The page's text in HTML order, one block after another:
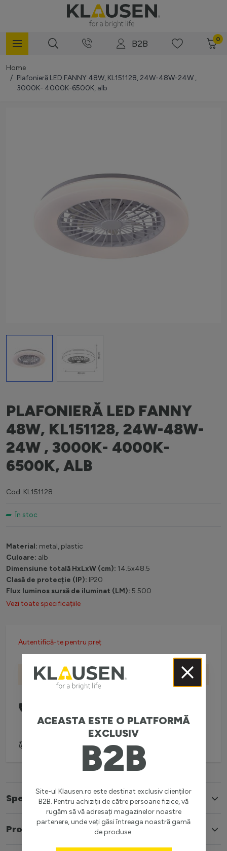
B2B 0
Home
/ Plafonieră LED FANNY 48W, KL151128, 24W-48W-24W ,
3000K- 4000K-6500K, alb
PLAFONIERĂ LED FANNY
48W, KL151128, 24W-48W-
24W , 3000K- 4000K-
6500K, ALB
Cod: KL151128
În stoc
Material: metal, plastic
Culoare: alb
Dimensiune totală HxLxW (cm): 14.5x48.5
Clasă de protecție (IP): IP20
Flux luminos sursă de iluminat (LM): 5.500
Vezi toate specificațiile
Autentifică-te pentru preț
Livrare gratuită
(L-V: 08:30-16:00)
Adaugă pentru comparare
Specificatii
Produse similare
ACEASTA ESTE O PLATFORMĂ
EXCLUSIV
B2B
Site-ul Klausen.ro este destinat exclusiv clienților
B2B. Pentru achiziții de către persoane fizice, vă
rugăm să vă adresați magazinelor noastre
partenere, unde veți găsi întreaga noastră gamă
de produse.